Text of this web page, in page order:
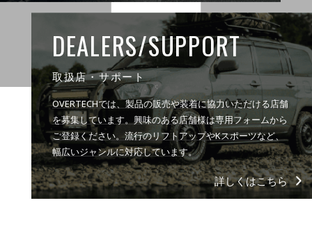
DEALERS/SUPPORT
取扱店・サポート
OVERTECHでは、製品の販売や装着に協力いただける店舗
を募集しています。興味のある店舗様は専用フォームから
ご登録ください。流行のリフトアップやKスポーツなど、
幅広いジャンルに対応しています。
詳しくはこちら